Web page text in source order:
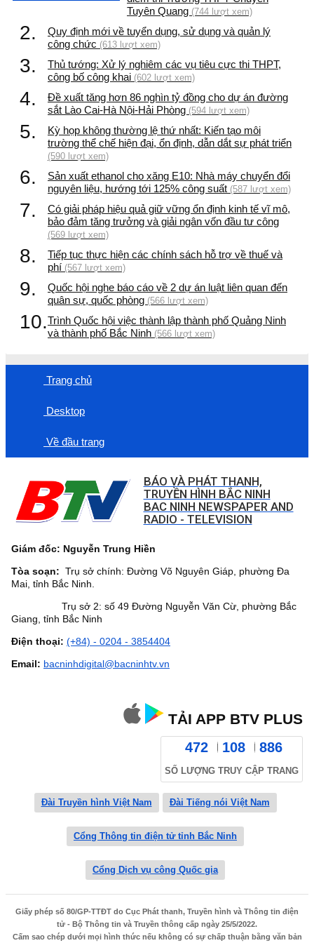
Tuyên Quang (744 lượt xem)
2.
Quy định mới về tuyển dụng, sử dụng và quản lý
công chức (613 lượt xem)
3.
Thủ tướng: Xử lý nghiêm các vụ tiêu cực thi THPT,
công bố công khai (602 lượt xem)
4.
Đề xuất tăng hơn 86 nghìn tỷ đồng cho dự án đường
sắt Lào Cai-Hà Nội-Hải Phòng (594 lượt xem)
5.
Kỳ họp không thường lệ thứ nhất: Kiến tạo môi
trường thể chế hiện đại, ổn định, dẫn dắt sự phát triển
(590 lượt xem)
6.
Sản xuất ethanol cho xăng E10: Nhà máy chuyển đổi
nguyên liệu, hướng tới 125% công suất (587 lượt xem)
7.
Có giải pháp hiệu quả giữ vững ổn định kinh tế vĩ mô,
bảo đảm tăng trưởng và giải ngân vốn đầu tư công
(569 lượt xem)
8.
Tiếp tục thực hiện các chính sách hỗ trợ về thuế và
phí (567 lượt xem)
9.
Quốc hội nghe báo cáo về 2 dự án luật liên quan đến
quân sự, quốc phòng (566 lượt xem)
10.Trình Quốc hội việc thành lập thành phố Quảng Ninh
và thành phố Bắc Ninh (566 lượt xem)
Trang chủ
Desktop
Về đầu trang
BÁO VÀ PHÁT THANH,
TRUYỀN HÌNH BẮC NINH
BAC NINH NEWSPAPER AND
RADIO - TELEVISION
Giám đốc: Nguyễn Trung Hiền
Tòa soạn: Trụ sở chính: Đường Võ Nguyên Giáp, phường Đa
Mai, tỉnh Bắc Ninh.
Trụ sở 2: số 49 Đường Nguyễn Văn Cừ, phường Bắc
Giang, tỉnh Bắc Ninh
Điện thoại: (+84) - 0204 - 3854404
Email: bacninhdigital@bacninhtv.vn
TẢI APP BTV PLUS
472 108 886
SỐ LƯỢNG TRUY CẬP TRANG
Đài Truyền hình Việt Nam Đài Tiếng nói Việt Nam
Cổng Thông tin điện tử tỉnh Bắc Ninh
Cổng Dịch vụ công Quốc gia
Giấy phép số 80/GP-TTĐT do Cục Phát thanh, Truyền hình và Thông tin điện
tử - Bộ Thông tin và Truyền thông cấp ngày 25/5/2022.
Cấm sao chép dưới mọi hình thức nếu không có sự chấp thuận bằng văn bản